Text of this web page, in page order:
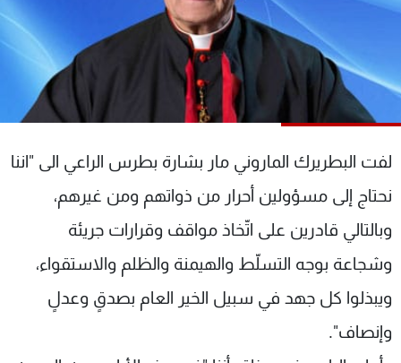
لفت البطريرك الماروني مار بشارة بطرس الراعي الى "اننا
نحتاج إلى مسؤولين أحرار من ذواتهم ومن غيرهم،
وبالتالي قادرين على اتّخاذ مواقف وقرارات جريئة
وشجاعة بوجه التسلّط والهيمنة والظلم والاستقواء،
ويبذلوا كل جهد في سبيل الخير العام بصدقٍ وعدلٍ
وإنصاف".
البرامج
جدول البرامج
شاهد البرامج
الترددات
عن MTV
الإنـتـاج
لاعلاناتكم
وظائف
تواصل معنا
شروط الإسـتخدام